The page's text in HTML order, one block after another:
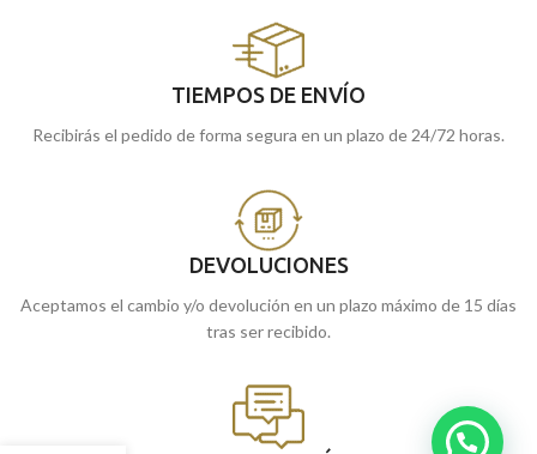
TIEMPOS DE ENVÍO
Recibirás el pedido de forma segura en un plazo de 24/72 horas.
DEVOLUCIONES
Aceptamos el cambio y/o devolución en un plazo máximo de 15 días
tras ser recibido.